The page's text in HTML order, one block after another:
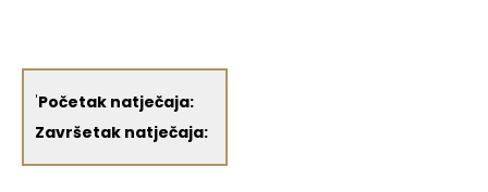
'Početak natječaja:
Završetak natječaja: